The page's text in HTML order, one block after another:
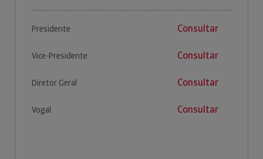
Presidente Consultar
Vice-Presidente Consultar
Diretor Geral Consultar
Vogal Consultar